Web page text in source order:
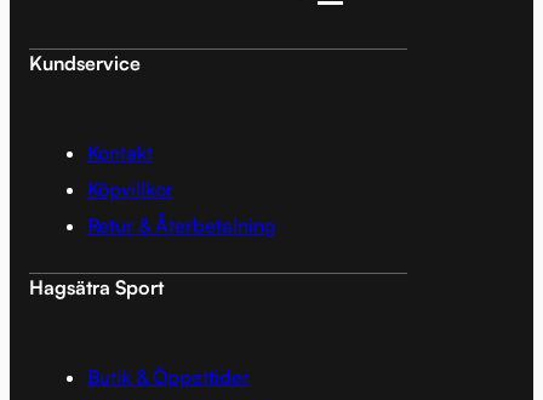
Kundservice
Kontakt
Köpvillkor
Retur & Återbetalning
Hagsätra Sport
Butik & Öppettider